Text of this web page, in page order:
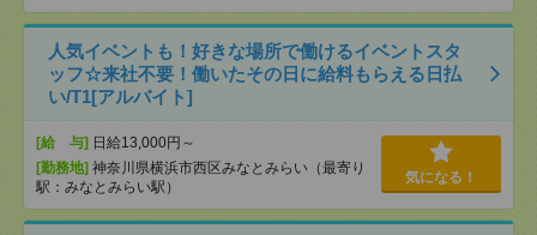
人気イベントも！好きな場所で働けるイベントスタ
ッフ☆来社不要！働いたその日に給料もらえる日払
い/T1[アルバイト]
[給 与] 日給13,000円～
[勤務地] 神奈川県横浜市西区みなとみらい（最寄り
駅：みなとみらい駅）
気になる！